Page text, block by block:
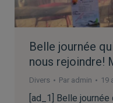
Belle journée
nous rejoindre!
Divers Par admin 19
[ad_1] Belle